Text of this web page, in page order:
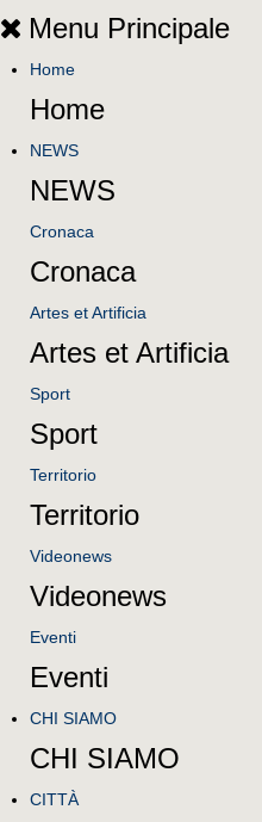
Menu Principale
Home
Home
NEWS
NEWS
Cronaca
Cronaca
Artes et Artificia
Artes et Artificia
Sport
Sport
Territorio
Territorio
Videonews
Videonews
Eventi
Eventi
CHI SIAMO
CHI SIAMO
CITTÀ